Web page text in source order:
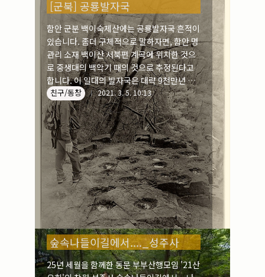
[군북] 공룡발자국
함안 군분 백이숙제산에는 공룡발자국 흔적이
있습니다. 좀더 구체적으로 말하자면, 함안 명
관리 소재 백이산 서북편 계곡에 위치한 것으
로 중생대의 백악기 때의 것으로 추정된다고
합니다. 이 일대의 발자국은 대략 9천만년 전
에 형성되었으며, 100여개가 분포되어 있답
니다. 경남 문화재 자료 제545호 지정(2012
년 2월 16일)
친구/동창 2021. 3. 5. 10:13
숲속나들이길에서...._성주사
25년 세월을 함께한 동문 부부산행모임 '21산